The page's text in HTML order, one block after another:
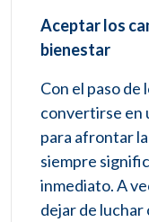
Aceptar los
bienestar
Con el paso de
convertirse en
para afrontar
siempre
inmediato. A
dejar de